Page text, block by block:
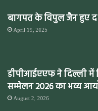
बागपत के विपुल जैन हुए द
April 19, 2025
डीपीआईएएफ ने दिल्ली में
सम्मेलन 2026 का भव्य
August 2, 2026